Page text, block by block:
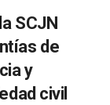
SCJN
de
y
civil